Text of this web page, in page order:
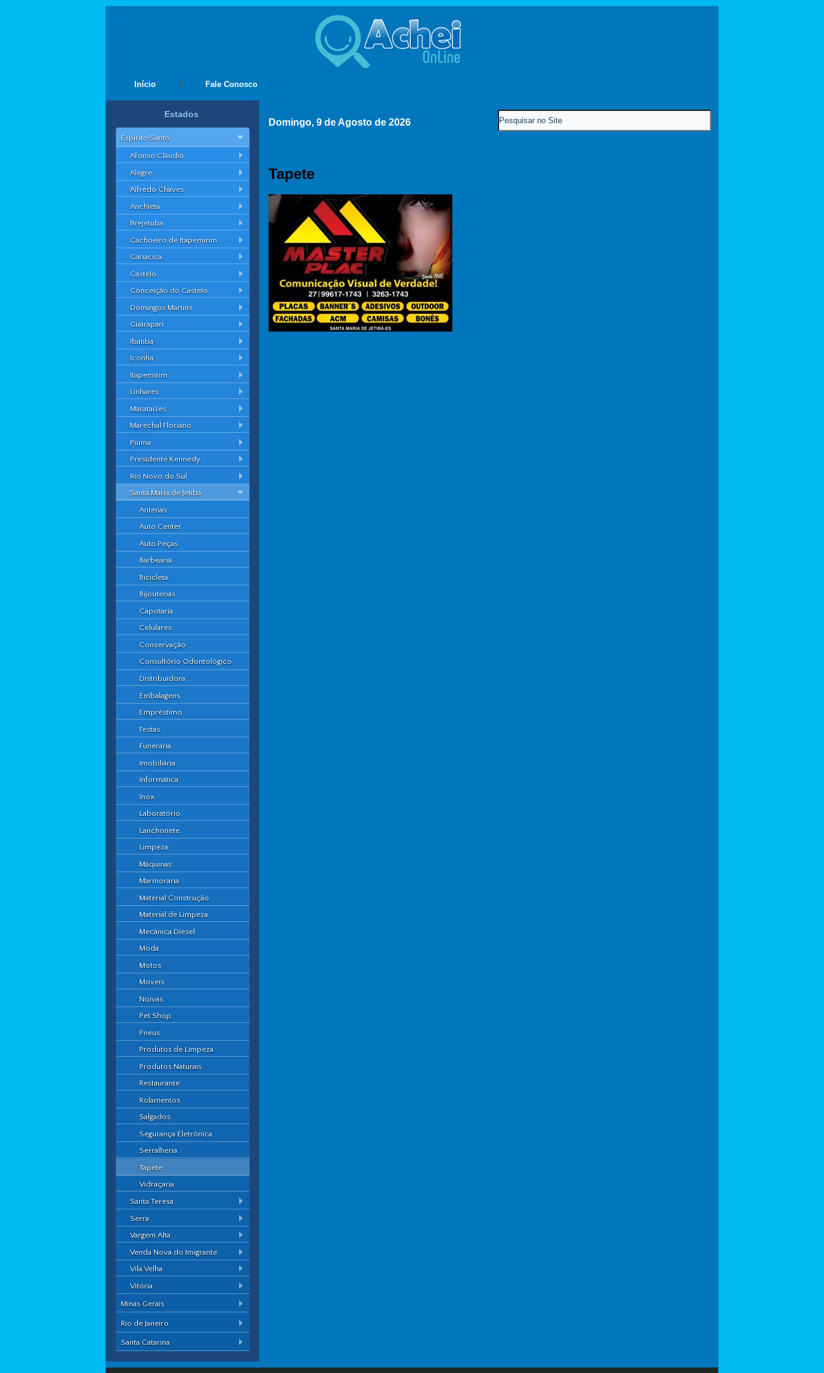
Início Fale Conosco
Estados
Espírito Santo
Afonso Cláudio
Alegre
Alfredo Chaves
Anchieta
Brejetuba
Cachoeiro de Itapemirim
Cariacica
Castelo
Conceição do Castelo
Domingos Martins
Guarapari
Ibatiba
Iconha
Itapemirim
Linhares
Marataízes
Marechal Floriano
Piúma
Presidente Kennedy
Rio Novo do Sul
Santa Maria de Jetibá
Antenas
Auto Center
Auto Peças
Barbearia
Bicicleta
Bijouterias
Capotaria
Celulares
Conservação
Consultório Odontológico
Distribuidora
Embalagens
Empréstimo
Festas
Funerária
Imobiliária
Informática
Inox
Laboratório
Lanchonete
Limpeza
Máquinas
Marmoraria
Material Construção
Material de Limpeza
Mecânica Diesel
Moda
Motos
Moveis
Noivas
Pet Shop
Pneus
Produtos de Limpeza
Produtos Naturais
Restaurante
Rolamentos
Salgados
Segurança Eletrônica
Serralheria
Tapete
Vidraçaria
Santa Teresa
Serra
Vargem Alta
Venda Nova do Imigrante
Vila Velha
Vitória
Minas Gerais
Rio de Janeiro
Santa Catarina
Domingo, 9 de Agosto de 2026
Tapete